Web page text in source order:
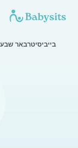
בייביסיטרבאר שבע